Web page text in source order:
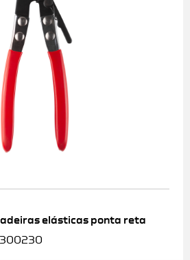
elásticas ponta reta